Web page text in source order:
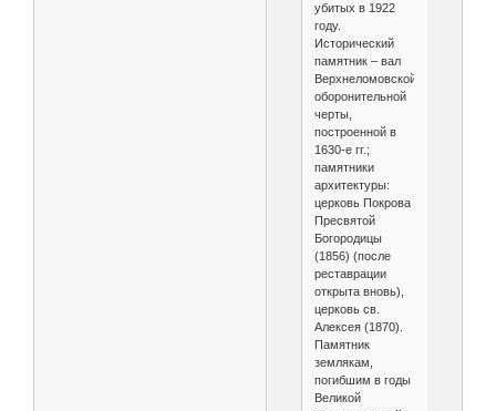
убитых в 1922
году.
Исторический
памятник – вал
Верхнеломовской
оборонительной
черты,
построенной в
1630-е гг.;
памятники
архитектуры:
церковь Покрова
Пресвятой
Богородицы
(1856) (после
реставрации
открыта вновь),
церковь св.
Алексея (1870).
Памятник
землякам,
погибшим в годы
Великой